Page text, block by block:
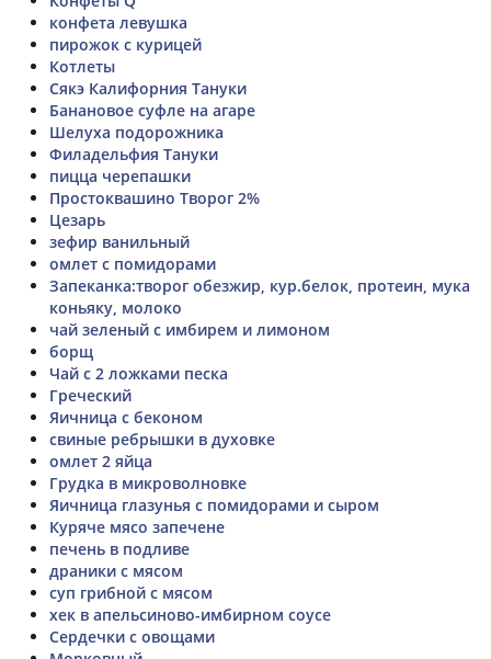
конфета левушка
пирожок с курицей
Котлеты
Сякэ Калифорния Тануки
Банановое суфле на агаре
Шелуха подорожника
Филадельфия Тануки
пицца черепашки
Простоквашино Творог 2%
Цезарь
зефир ванильный
омлет с помидорами
Запеканка:творог обезжир, кур.белок, протеин, мука
коньяку, молоко
чай зеленый с имбирем и лимоном
борщ
Чай с 2 ложками песка
Греческий
Яичница с беконом
свиные ребрышки в духовке
омлет 2 яйца
Грудка в микроволновке
Яичница глазунья с помидорами и сыром
Куряче мясо запечене
печень в подливе
драники с мясом
суп грибной с мясом
хек в апельсиново-имбирном соусе
Сердечки с овощами